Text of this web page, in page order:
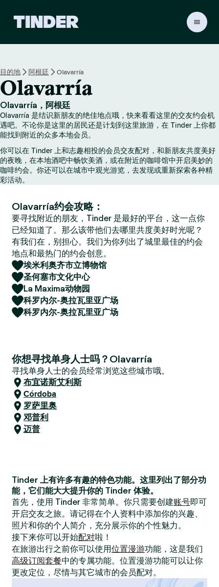
r
首
页
目的地 阿根廷 Olavarría
Olavarría
Olavarría，阿根廷
Olavarría 是结识新朋友的绝佳地点哦，快来看看这里的交友约会机
遇吧。不论你是这里的居民还是计划到这里旅游，在 Tinder 上你都
能找到附近的众多本地会员。
你可以在 Tinder 上和志趣相投的会员交友配对，和新朋友共度美好
的夜晚，在本地酒吧中畅饮美酒，或在附近的咖啡馆中开启美妙的
咖啡约会。你还可以在城市中观光游览，去发现或重新探索各种精
彩活动。
Olavarría约会攻略：
要寻找附近的朋友，Tinder 是最好的平台，这一点你
已经知道了。那么该带他们去哪里共度美好时光呢？
有我们在，别担心。我们为你列出了城里最佳的约会
地点和最热门的约会创意。
埃米利奥齐市立博物馆
圣何塞市文化中心
La Maxima动物园
科罗内尔-奥拉瓦里亚广场
科罗内尔-奥拉瓦里亚广场
你想寻找单身人士吗？Olavarría
寻找单身人士的会员经常浏览这些城市哦。
布宜诺斯艾利斯
Córdoba
罗萨里奥
邓普利
迈普
Tinder 上有许多有趣的特色功能。这里列出了部分功
能，它们能大大提升你的 Tinder 体验。
首先，使用 Tinder 非常简单。你只需要创建账号即可
开启交友之旅。请记得在个人资料中添加你的兴趣、
照片和你的个人简介，充分展示你的个性魅力。
接下来你可以开始配对啦！
在旅游出行之前你可以使用位置漫游功能，这是我们
高级订阅套餐中的专属功能。位置漫游功能可以让你
更改定位，尽情与其它城市的会员配对。